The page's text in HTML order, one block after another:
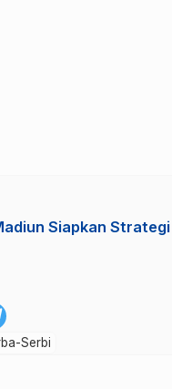
Siapkan
Serbi